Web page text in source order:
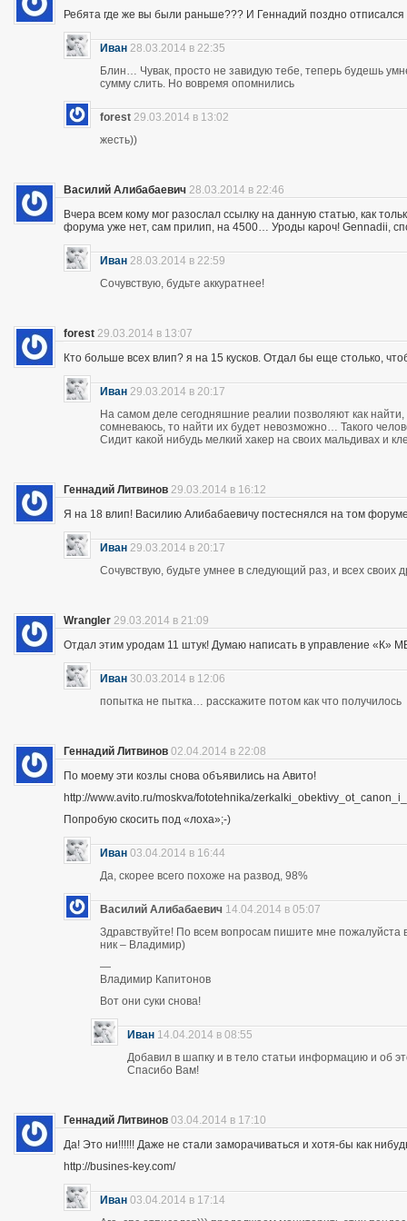
Ребята где же вы были раньше??? И Геннадий поздно
Иван 28.03.2014 в 22:35
Блин… Чувак, просто не завидую тебе, теперь будешь
сумму слить. Но вовремя опомнились
forest 29.03.2014 в 13:02
жесть))
Василий Алибабаевич 28.03.2014 в 22:46
Вчера всем кому мог разослал ссылку на данную статью, как
форума уже нет, сам прилип, на 4500… Уроды кароч! Gennadii,
Иван 28.03.2014 в 22:59
Сочувствую, будьте аккуратнее!
forest 29.03.2014 в 13:07
Кто больше всех влип? я на 15 кусков. Отдал бы еще столько,
Иван 29.03.2014 в 20:17
На самом деле сегодняшние реалии позволяют как
сомневаюсь, то найти их будет невозможно… Такого
Сидит какой нибудь мелкий хакер на своих мальдивах и
Геннадий Литвинов 29.03.2014 в 16:12
Я на 18 влип! Василию Алибабаевичу постеснялся на том
Иван 29.03.2014 в 20:17
Сочувствую, будьте умнее в следующий раз, и всех своих
Wrangler 29.03.2014 в 21:09
Отдал этим уродам 11 штук! Думаю написать в управление «К»
Иван 30.03.2014 в 12:06
попытка не пытка… расскажите потом как что получилось
Геннадий Литвинов 02.04.2014 в 22:08
По моему эти козлы снова объявились на Авито!
http://www.avito.ru/moskva/fototehnika/
Попробую скосить под «лоха»;-)
Иван 03.04.2014 в 16:44
Да, скорее всего похоже на развод, 98%
Василий Алибабаевич 14.04.2014 в 05:07
Здравствуйте! По всем вопросам пишите мне
ник – Владимир)
—
Владимир Капитонов
Вот они суки снова!
Иван 14.04.2014 в 08:55
Добавил в шапку и в тело статьи информацию и об
Спасибо Вам!
Геннадий Литвинов 03.04.2014 в 17:10
Да! Это ни!!!!!! Даже не стали заморачиваться и хотя-бы как
http://busines-key.com/
Иван 03.04.2014 в 17:14